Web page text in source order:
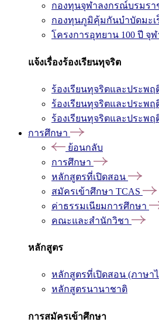
กองทุนจุฬาลงกรณ์บรมร
กองทุนภูมิคุ้มกันบำบัดมะเ
โครงการอุทยาน 100 ปี จุ
แจ้งเรื่องร้องเรียนทุจริต
ร้องเรียนทุจริตและประพ
ร้องเรียนทุจริตและประพ
ร้องเรียนทุจริตและประพ
การศึกษา
ย้อนกลับ
การศึกษา
หลักสูตรที่เปิดสอน
สมัครเข้าศึกษา TCAS
ค่าธรรมเนียมการศึกษา
คณะและสำนักวิชา
หลักสูตร
หลักสูตรที่เปิดสอน (ภาษา
หลักสูตรนานาชาติ
การสมัครเข้าศึกษา